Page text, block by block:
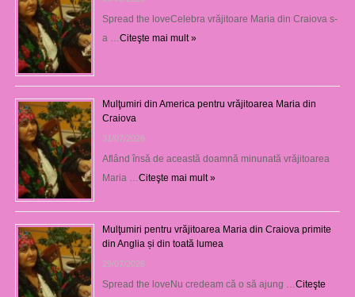
Spread the loveCelebra vrăjitoare Maria din Craiova s-
a …Citeşte mai mult »
Mulţumiri din America pentru vrăjitoarea Maria din
Craiova
31/07/2026
Aflând însă de această doamnă minunată vrăjitoarea
Maria …Citeşte mai mult »
Mulţumiri pentru vrăjitoarea Maria din Craiova primite
din Anglia și din toată lumea
29/07/2026
Spread the loveNu credeam că o să ajung …Citeşte